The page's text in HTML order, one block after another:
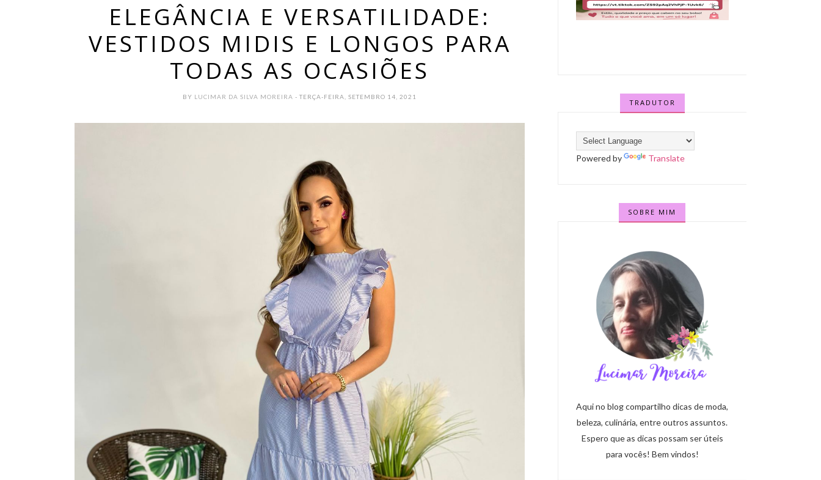
ELEGÂNCIA E VERSATILIDADE:
VESTIDOS MIDIS E LONGOS PARA
TODAS AS OCASIÕES
BY LUCIMAR DA SILVA MOREIRA - TERÇA-FEIRA, SETEMBRO 14, 2021
TRADUTOR
Powered by Translate
SOBRE MIM
Aqui no blog compartilho dicas de moda,
beleza, culinária, entre outros assuntos.
Espero que as dicas possam ser úteis
para vocês! Bem vindos!